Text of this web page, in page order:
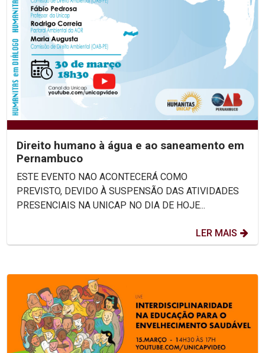
Direito humano à água e ao saneamento em
Pernambuco
ESTE EVENTO NAO ACONTECERÁ COMO
PREVISTO, DEVIDO À SUSPENSÃO DAS ATIVIDADES
PRESENCIAIS NA UNICAP NO DIA DE HOJE...
LER MAIS